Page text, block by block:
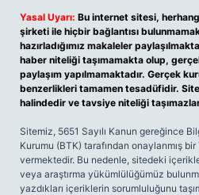
Yasal Uyarı: Bu internet sitesi,
şirketi ile hiçbir bağlantısı
hazırladığımız makaleler
haber niteliği taşımamakta olup,
paylaşım yapılmamaktadır. Gerçek
benzerlikleri tamamen tesadüfidir.
halindedir ve tavsiye niteliği
Sitemiz, 5651 Sayılı Kanun gereğince
Kurumu (BTK) tarafından onaylanmış
vermektedir. Bu nedenle, sitedeki
veya araştırma yükümlülüğümüz
yazdıkları içeriklerin sorumluluğunu